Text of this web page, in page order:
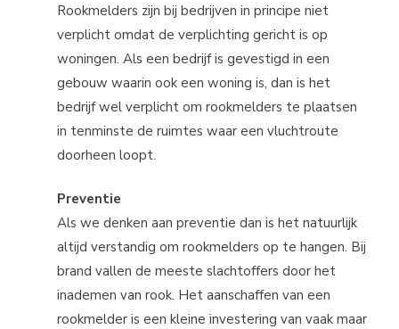
Rookmelders zijn bij bedrijven in principe niet
verplicht omdat de verplichting gericht is op
woningen. Als een bedrijf is gevestigd in een
gebouw waarin ook een woning is, dan is het
bedrijf wel verplicht om rookmelders te plaatsen
in tenminste de ruimtes waar een vluchtroute
doorheen loopt.
Preventie
Als we denken aan preventie dan is het natuurlijk
altijd verstandig om rookmelders op te hangen. Bij
brand vallen de meeste slachtoffers door het
inademen van rook. Het aanschaffen van een
rookmelder is een kleine investering van vaak maar